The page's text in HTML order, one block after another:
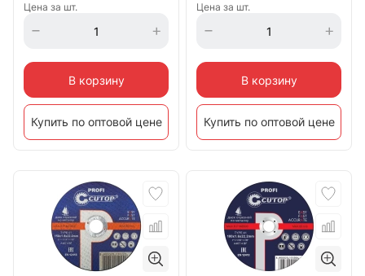
Цена за шт.
В корзину
Купить по оптовой цене
Цена за шт.
В корзину
Купить по оптовой цене